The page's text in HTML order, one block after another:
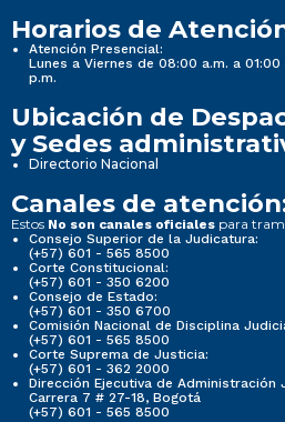
Horarios de
Atención Presencial:
Lunes a Viernes de 08:00 a.m. a
p.m.
Ubicación de
y Sedes
Directorio Nacional
Canales de
Estos No son canales oficiales para
Consejo Superior de la Judicatura:
(+57) 601 - 565 8500
Corte Constitucional:
(+57) 601 - 350 6200
Consejo de Estado:
(+57) 601 - 350 6700
Comisión Nacional de Disciplina
(+57) 601 - 565 8500
Corte Suprema de Justicia:
(+57) 601 - 362 2000
Dirección Ejecutiva de Administración
Carrera 7 # 27-18, Bogotá
(+57) 601 - 565 8500